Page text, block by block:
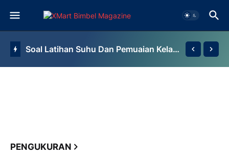
Soal Latihan Suhu Dan Pemuaian Kelas 7 By Bimbel Jakarta Timur
PENGUKURAN